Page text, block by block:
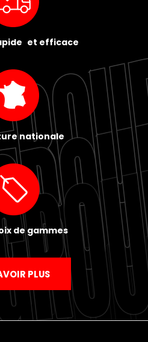
et efficace
nationale
de gammes
PLUS